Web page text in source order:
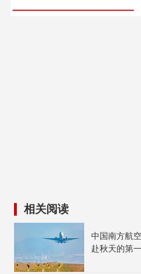
相关阅读
中国南方航
赴秋天的第一